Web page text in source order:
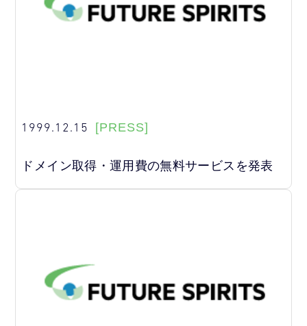
1999.12.15 [PRESS]
ドメイン取得・運用費の無料サービスを発表